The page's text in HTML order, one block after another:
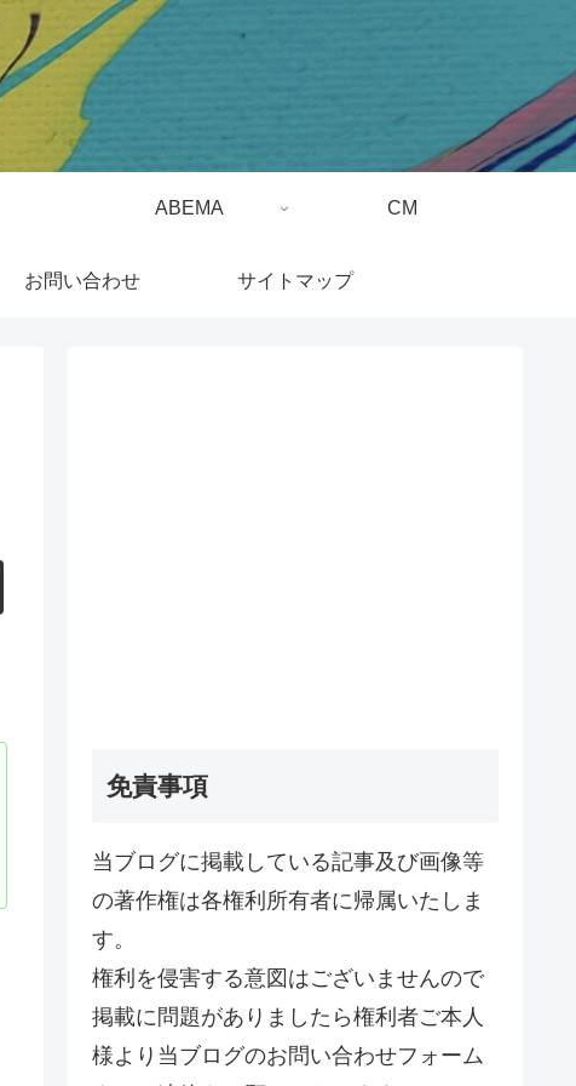
ABEMA CM
お問い合わせ サイトマップ
免責事項
当ブログに掲載している記事及び画像等
の著作権は各権利所有者に帰属いたしま
す。
権利を侵害する意図はございませんので
掲載に問題がありましたら権利者ご本人
様より当ブログのお問い合わせフォーム